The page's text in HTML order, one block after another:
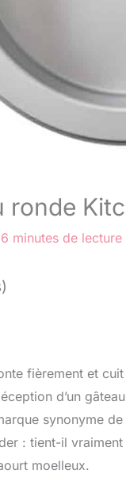
ronde
6 minutes de lecture
fièrement et
d’un
synonyme
: tient-il vraiment
moelleux.